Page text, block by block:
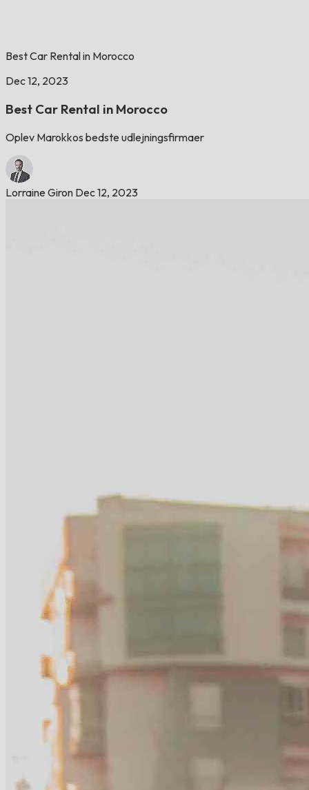
Best Car Rental in Morocco
Dec 12, 2023
Best Car Rental in Morocco
Oplev Marokkos bedste udlejningsfirmaer
Lorraine Giron Dec 12, 2023